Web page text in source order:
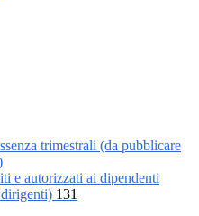
trimestrali (da pubblicare
e autorizzati ai dipendenti
131